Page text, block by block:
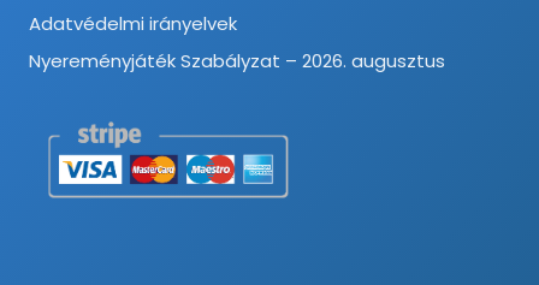
Adatvédelmi irányelvek
Nyereményjáték Szabályzat – 2026. augusztus